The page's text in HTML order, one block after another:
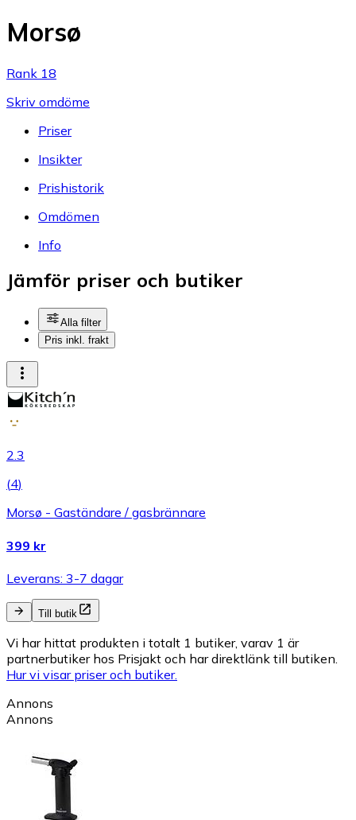
Morsø
Rank 18
Skriv omdöme
Priser
Insikter
Prishistorik
Omdömen
Info
Jämför priser och butiker
Alla filter
Pris inkl. frakt
2.3
(4)
Morsø - Gaständare / gasbrännare
399 kr
Leverans: 3-7 dagar
Till butik
Vi har hittat produkten i totalt 1 butiker, varav 1 är
partnerbutiker hos Prisjakt och har direktlänk till butiken.
Hur vi visar priser och butiker.
Annons
Annons